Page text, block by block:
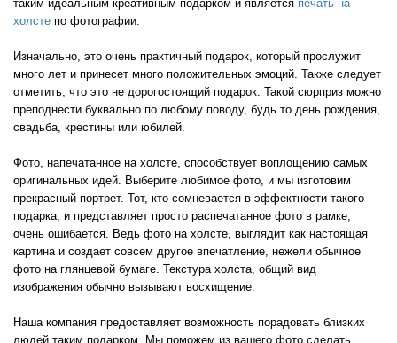
таким идеальным креативным подарком и является печать на
холсте по фотографии.
Изначально, это очень практичный подарок, который прослужит
много лет и принесет много положительных эмоций. Также следует
отметить, что это не дорогостоящий подарок. Такой сюрприз можно
преподнести буквально по любому поводу, будь то день рождения,
свадьба, крестины или юбилей.
Фото, напечатанное на холсте, способствует воплощению самых
оригинальных идей. Выберите любимое фото, и мы изготовим
прекрасный портрет. Тот, кто сомневается в эффектности такого
подарка, и представляет просто распечатанное фото в рамке,
очень ошибается. Ведь фото на холсте, выглядит как настоящая
картина и создает совсем другое впечатление, нежели обычное
фото на глянцевой бумаге. Текстура холста, общий вид
изображения обычно вызывают восхищение.
Наша компания предоставляет возможность порадовать близких
людей таким подарком. Мы поможем из вашего фото сделать